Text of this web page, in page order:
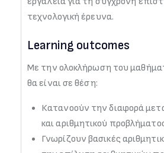
τεχνολογική έρευνα.
Learning outcomes
Με την ολοκλήρωση του
θα είναι σε θέση:
Κατανοούν την διαφορά
και αριθμητικού
Γνωρίζουν βασικές